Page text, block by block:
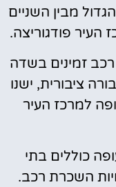
מבין השניים
רכב זמינים בשדה
ציבורית, ישנו
למרכז העיר
כוללים בתי
השכרת רכב.